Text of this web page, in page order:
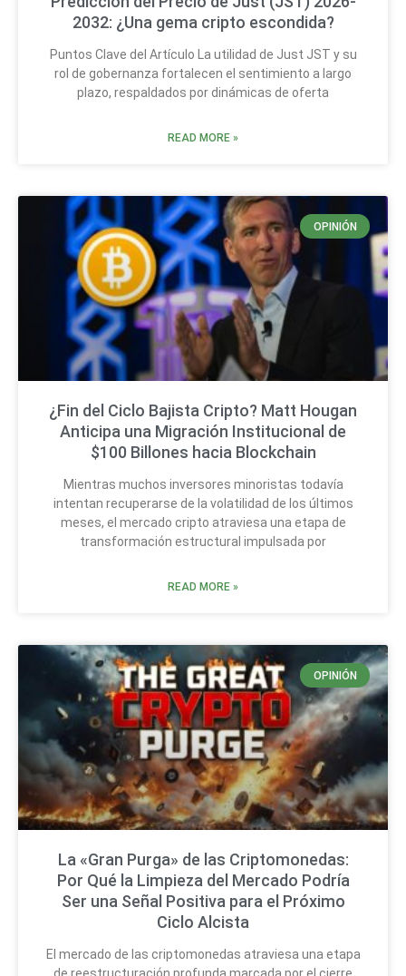
2032: ¿Una gema cripto escondida?
Puntos Clave del Artículo La utilidad de Just JST y su
rol de gobernanza fortalecen el sentimiento a largo
plazo, respaldados por dinámicas de oferta
READ MORE »
OPINIÓN
¿Fin del Ciclo Bajista Cripto? Matt Hougan
Anticipa una Migración Institucional de
$100 Billones hacia Blockchain
Mientras muchos inversores minoristas todavía
intentan recuperarse de la volatilidad de los últimos
meses, el mercado cripto atraviesa una etapa de
transformación estructural impulsada por
READ MORE »
OPINIÓN
La «Gran Purga» de las Criptomonedas:
Por Qué la Limpieza del Mercado Podría
Ser una Señal Positiva para el Próximo
Ciclo Alcista
El mercado de las criptomonedas atraviesa una etapa